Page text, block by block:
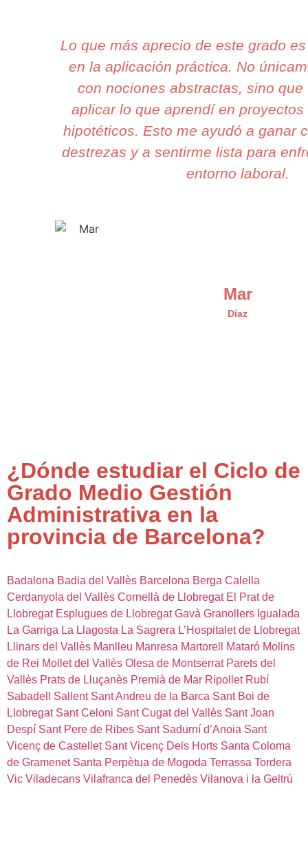
Lo que más aprecio de este grado
en la aplicación práctica. No
con nociones abstractas, sino que
aplicar lo que aprendí en
hipotéticos. Esto me ayudó a ganar
destrezas y a sentirme lista para
entorno laboral.
Mar
Díaz
¿Dónde estudiar el Ciclo de
Grado Medio Gestión
Administrativa en la
provincia de Barcelona?
Badalona Badia del Vallès Barcelona Berga Calella
Cerdanyola del Vallès Cornellà de Llobregat El Prat de
Llobregat Esplugues de Llobregat Gavà Granollers Igualada
La Garriga La Llagosta La Sagrera L’Hospitalet de Llobregat
Llinars del Vallès Manlleu Manresa Martorell Mataró Molins
de Rei Mollet del Vallès Olesa de Montserrat Parets del
Vallès Prats de Lluçanès Premià de Mar Ripollet Rubí
Sabadell
Sallent Sant Andreu de la Barca Sant Boi de
Llobregat Sant Celoni Sant Cugat del Vallès Sant Joan
Despí Sant Pere de Ribes Sant Sadurní d’Anoia Sant
Vicenç de Castellet Sant Vicenç Dels Horts Santa Coloma
de Gramenet Santa Perpètua de Mogoda Terrassa Tordera
Vic Viladecans Vilafranca del Penedès Vilanova i la Geltrú